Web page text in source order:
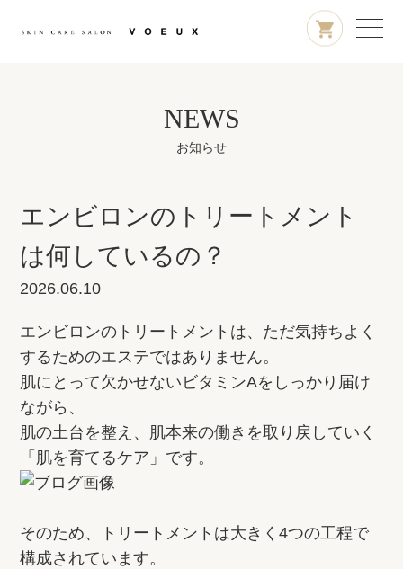
NEWS
お知らせ
エンビロンのトリートメント
は何しているの？
2026.06.10
エンビロンのトリートメントは、ただ気持ちよく
するためのエステではありません。
肌にとって欠かせないビタミンAをしっかり届け
ながら、
肌の土台を整え、肌本来の働きを取り戻していく
「肌を育てるケア」です。
そのため、トリートメントは大きく4つの工程で
構成されています。